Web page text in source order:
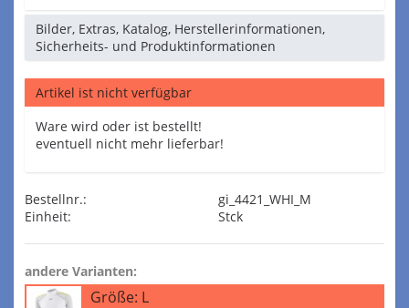
Bilder, Extras, Katalog, Herstellerinformationen,
Sicherheits- und Produktinformationen
Artikel ist nicht verfügbar
Ware wird oder ist bestellt!
eventuell nicht mehr lieferbar!
Bestellnr.:
gi_4421_WHI_M
Einheit:
Stck
andere Varianten:
Größe: L